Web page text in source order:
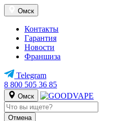
Омск
Контакты
Гарантия
Новости
Франшиза
Telegram
8 800 505 36 85
Омск
Отмена